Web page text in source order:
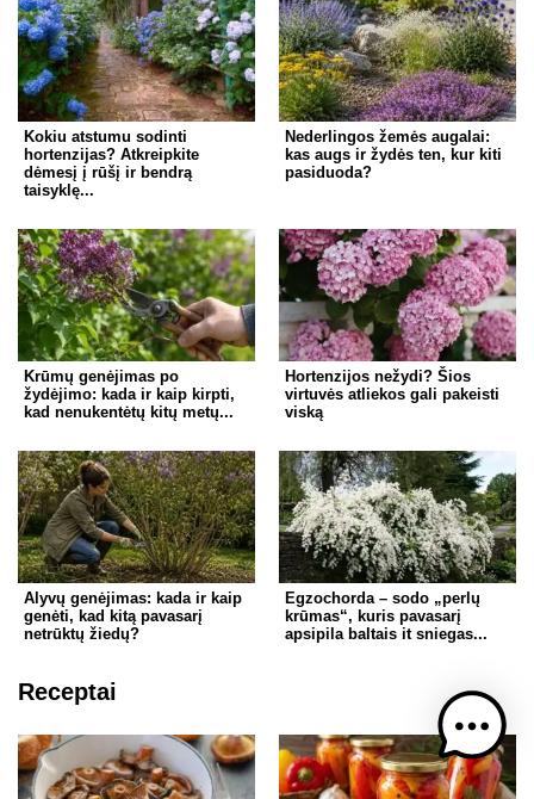
Kokiu atstumu sodinti
hortenzijas? Atkreipkite
dėmesį į rūšį ir bendrą
taisyklę...
Nederlingos žemės augalai:
kas augs ir žydės ten, kur kiti
pasiduoda?
Krūmų genėjimas po
žydėjimo: kada ir kaip kirpti,
kad nenukentėtų kitų metų...
Hortenzijos nežydi? Šios
virtuvės atliekos gali pakeisti
viską
Alyvų genėjimas: kada ir kaip
genėti, kad kitą pavasarį
netrūktų žiedų?
Egzochorda – sodo „perlų
krūmas“, kuris pavasarį
apsipila baltais it sniegas...
Receptai